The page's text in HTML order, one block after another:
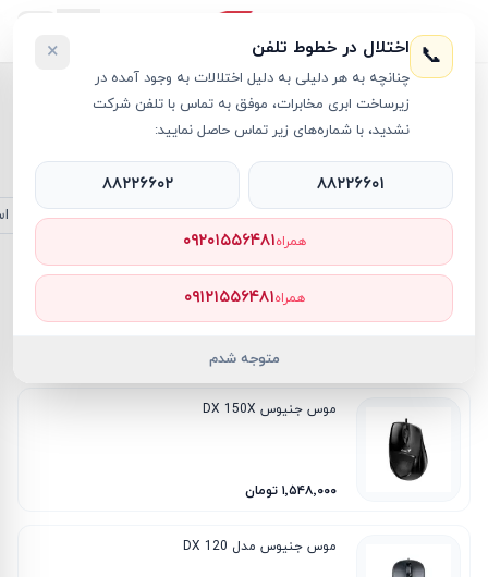
لوازم جانبی گیمینگ
لوازم جانبی گیمینگ
همه دسته ایکس باکس دسته پلی استیشن 4 دسته پلی
موس جنیوس DX 150X
۱٬۵۴۸٬۰۰۰ تومان
موس جنیوس مدل DX 120
📞 اختلال در خطوط تلفن
چنانچه به هر دلیلی به دلیل اختلالات به وجود آمده در
زیرساخت ابری مخابرات، موفق به تماس با تلفن شرکت
نشدید، با شماره‌های زیر تماس حاصل نمایید:
×
۸۸۲۲۶۶۰۱ ۸۸۲۲۶۶۰۲
همراه۰۹۲۰۱۵۵۶۴۸۱
همراه۰۹۱۲۱۵۵۶۴۸۱
متوجه شدم